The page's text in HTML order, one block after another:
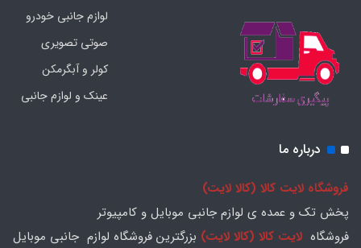
لوازم جانبی خودرو
صوتی تصویری
کولر و آبگرمکن
عینک و لوازم جانبی
درباره ما
فروشگاه لایت کالا (کالا لایت)
پخش تک و عمده ی لوازم جانبی موبایل و کامپیوتر
فروشگاه لایت کالا (کالا لایت) بزرگترین فروشگاه لوازم جانبی موبایل